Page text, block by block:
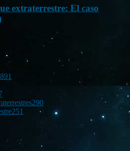
extraterrestre: El caso
891
290
251